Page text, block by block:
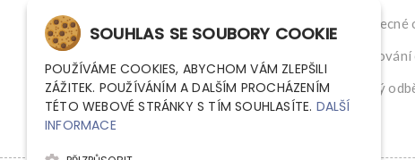
Zpětný
SOUHLAS SE SOUBORY COOKIE
POUŽÍVÁME COOKIES, ABYCHOM VÁM ZLEPŠILI
ZÁŽITEK. POUŽÍVÁNÍM A DALŠÍM PROCHÁZENÍM
TÉTO WEBOVÉ STRÁNKY S TÍM SOUHLASÍTE. DALŠÍ
INFORMACE